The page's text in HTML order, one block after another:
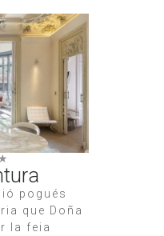
pogués
que Doña
la feia